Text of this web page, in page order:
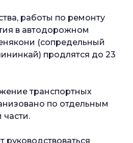
работы по ремонту
в автодорожном
(сопредельный
продлятся до 23
транспортных
по отдельным
руководствоваться